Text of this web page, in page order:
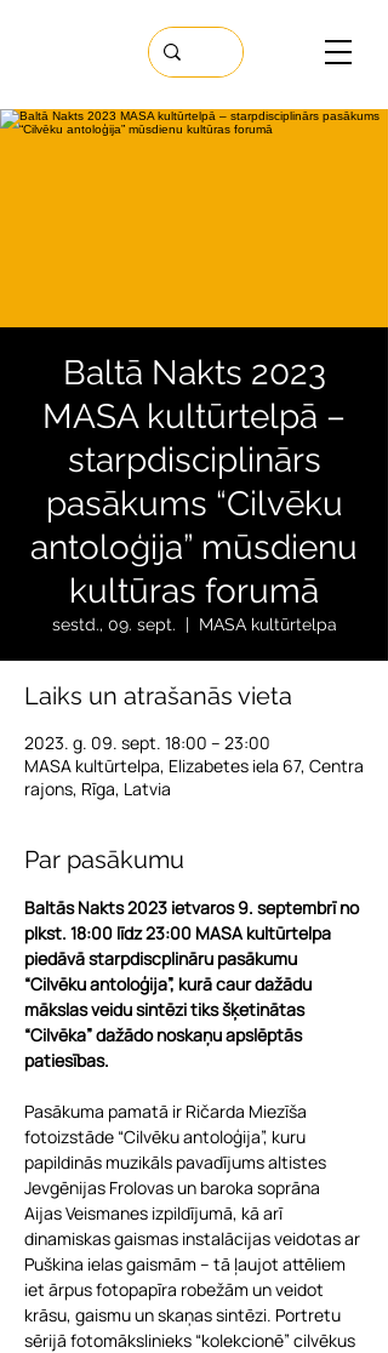
Baltā Nakts 2023
MASA kultūrtelpā –
starpdisciplinārs
pasākums “Cilvēku
antoloģija” mūsdienu
kultūras forumā
sestd., 09. sept.
  |
MASA kultūrtelpa
Laiks un atrašanās vieta
2023. g. 09. sept. 18:00 – 23:00
MASA kultūrtelpa, Elizabetes iela 67, Centra
rajons, Rīga, Latvia
Par pasākumu
Baltās Nakts 2023 ietvaros 9. septembrī no
plkst. 18:00 līdz 23:00 MASA kultūrtelpa
piedāvā starpdiscplināru pasākumu
“Cilvēku antoloģija”, kurā caur dažādu
mākslas veidu sintēzi tiks šķetinātas
“Cilvēka” dažādo noskaņu apslēptās
patiesības.
Pasākuma pamatā ir Ričarda Miezīša
fotoizstāde “Cilvēku antoloģija”, kuru
papildinās muzikāls pavadījums altistes
Jevgēnijas Frolovas un baroka soprāna
Aijas Veismanes izpildījumā, kā arī
dinamiskas gaismas instalācijas veidotas ar
Puškina ielas gaismām – tā ļaujot attēliem
iet ārpus fotopapīra robežām un veidot
krāsu, gaismu un skaņas sintēzi. Portretu
sērijā fotomākslinieks “kolekcionē” cilvēkus